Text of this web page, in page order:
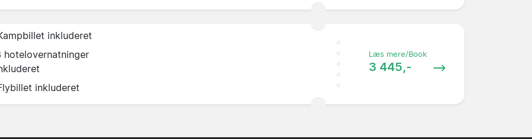
inkluderet
hotelovernatninger
inkluderet
Læs mere/Book
3 445,-